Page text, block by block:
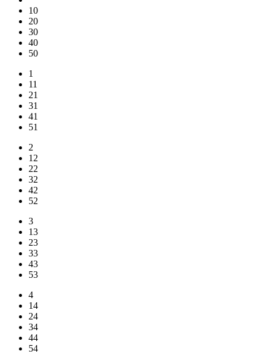
10
20
30
40
50
1
11
21
31
41
51
2
12
22
32
42
52
3
13
23
33
43
53
4
14
24
34
44
54